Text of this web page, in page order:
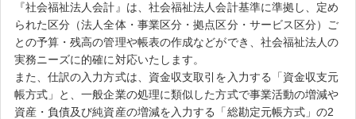
『社会福祉法人会計』は、社会福祉法人会計基準に準拠し、定め
られた区分（法人全体・事業区分・拠点区分・サービス区分）ご
との予算・残高の管理や帳表の作成などができ、社会福祉法人の
実務ニーズに的確に対応いたします。
また、仕訳の入力方式は、資金収支取引を入力する「資金収支元
帳方式」と、一般企業の処理に類似した方式で事業活動の増減や
資産・負債及び純資産の増減を入力する「総勘定元帳方式」の2